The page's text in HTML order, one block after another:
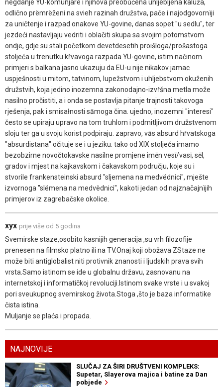
nëgdanje YU-komunjare i njihova prëobůčena uhljebljena kaluža,
odlično prëmrëženi na svieh razinah družstva, pače i najodgovornïji
za uničtenje i razpad onakove YU-govine, danas sopet "u sedlu", ter
jezdeći nastavljaju vedriti i oblačiti skupa sa svojim potomstvom
ondje, gdje su stali početkom devetdesetih proišloga/prošastoga
stoljeća u trenutku kṙvavoga razpada YU-govine, istim načinom.
primjeri s balkana jasno ukazuju da EU-u nije nikakov jamac
uspješnosti u mitom, tatvinom, lupežstvom i uhljebstvom okuženih
družstvih, koja jedino inozemna zakonodajno-izvṙšna metla može
nasilno pročistiti, a i onda se postavlja pitanje trajnosti takovoga
rješenja, pak i smisałnosti sāmoga čina. ujedno, inozemni "interesi"
često se upiraju upravo na tom truhlom i podmitljivom družstvenom
sloju ter ga u svoju korist podpiraju. zapravo, vās absurd hṙvatskoga
"absurdistana" očituje se i u jeziku. tako od XIX stoljeća imamo
bezobzirne novočtokavske nasilne promjene imēn vesī/vasī, sēl,
gradov i mjest na kajkavskom i čakavskom području, koje su i
stvorile frankensteinski absurd "sljemena na medvëdnici", mješte
izvornoga "slëmena na medvëdnici", kakoti jedan od najznačajnïjih
primjerov iz zagrebačske okolice.
xyx prije više od 5 godina
Svemirske staze,osobito kasnijih generacija ,su vrh filozofije
prenesen na filmsko platno ili na TV.Onaj koji obožava ZStaze ne
može biti antiglobalist niti protivnik znanosti i ljudskih prava svih
vrsta.Samo istinom se ide u globalnu državu, zasnovanu na
internetskoj i informatičkoj revoluciji.Istinom svake vrste i u svakoj
pori sveukupnog svemirskog života.Stoga ,što je baza informatike
čista istina.
Muljanje se plaća i propada.
NAJNOVIJE
SLUČAJ ZA ŠIRI DRUŠTVENI KOMPLEKS:
Supetar, Slayerova majica i batine za Dan
pobjede